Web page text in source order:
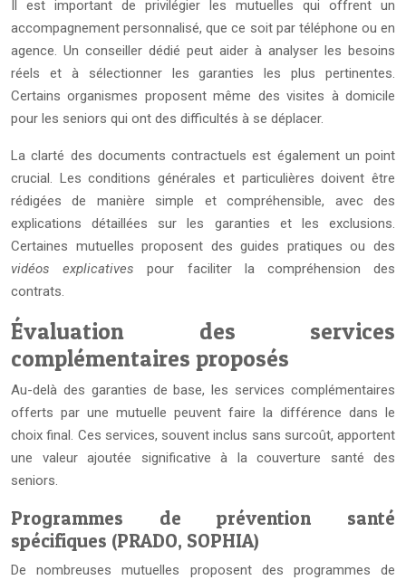
Il est important de privilégier les mutuelles qui offrent un
accompagnement personnalisé, que ce soit par téléphone ou en
agence. Un conseiller dédié peut aider à analyser les besoins
réels et à sélectionner les garanties les plus pertinentes.
Certains organismes proposent même des visites à domicile
pour les seniors qui ont des difficultés à se déplacer.
La clarté des documents contractuels est également un point
crucial. Les conditions générales et particulières doivent être
rédigées de manière simple et compréhensible, avec des
explications détaillées sur les garanties et les exclusions.
Certaines mutuelles proposent des guides pratiques ou des
vidéos explicativespour faciliter la compréhension des
contrats.
Évaluation des services
complémentaires proposés
Au-delà des garanties de base, les services complémentaires
offerts par une mutuelle peuvent faire la différence dans le
choix final. Ces services, souvent inclus sans surcoût, apportent
une valeur ajoutée significative à la couverture santé des
seniors.
Programmes de prévention santé
spécifiques (PRADO, SOPHIA)
De nombreuses mutuelles proposent des programmes de